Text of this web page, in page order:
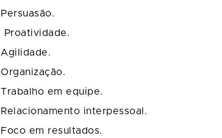
Persuasão.
Proatividade.
Agilidade.
Organização.
Trabalho em equipe.
Relacionamento interpessoal.
Foco em resultados.